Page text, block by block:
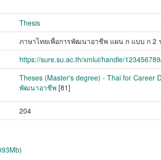
Thesis
ภาษาไทยเพื่อการพัฒนาอาชีพ แผน ก แบบ ก
https://sure.su.ac.th/xmlui/handle/
Theses (Master's degree) - Thai for
พัฒนาอาชีพ [81]
204